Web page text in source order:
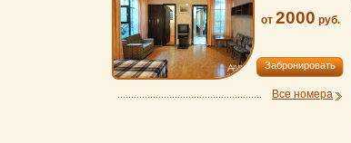
от 2000 руб.
Забронировать
Все номера